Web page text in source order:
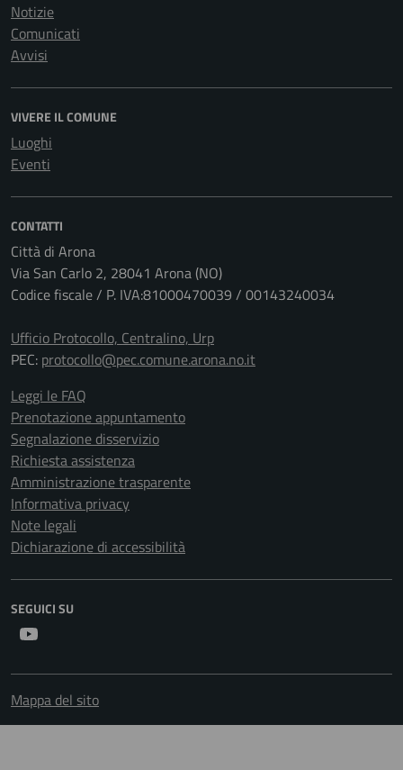
Notizie
Comunicati
Avvisi
VIVERE IL COMUNE
Luoghi
Eventi
CONTATTI
Città di Arona
Via San Carlo 2, 28041 Arona (NO)
Codice fiscale / P. IVA:81000470039 / 00143240034
Ufficio Protocollo, Centralino, Urp
PEC: protocollo@pec.comune.arona.no.it
Leggi le FAQ
Prenotazione appuntamento
Segnalazione disservizio
Richiesta assistenza
Amministrazione trasparente
Informativa privacy
Note legali
Dichiarazione di accessibilità
SEGUICI SU
Mappa del sito